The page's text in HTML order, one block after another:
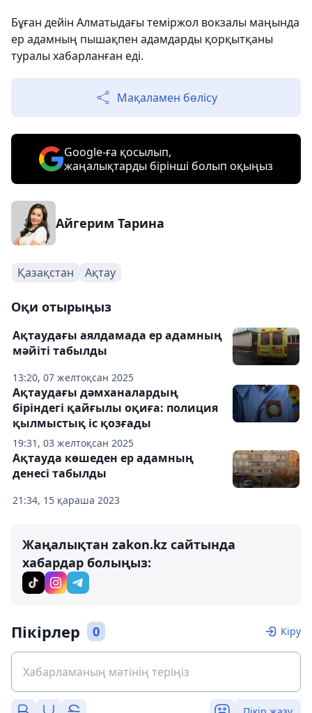
Бұған дейін Алматыдағы теміржол вокзалы маңында
ер адамның пышақпен адамдарды қорқытқаны
туралы хабарланған еді.
Мақаламен бөлісу
Google-ға қосылып,
жаңалықтарды бірінші болып оқыңыз
Айгерим Тарина
Қазақстан Ақтау
Оқи отырыңыз
13:20, 07 желтоқсан 2025
Ақтаудағы аялдамада ер адамның
мәйіті табылды
19:31, 03 желтоқсан 2025
Ақтаудағы дәмханалардың
біріндегі қайғылы оқиға: полиция
қылмыстық іс қозғады
21:34, 15 қараша 2023
Ақтауда көшеден ер адамның
денесі табылды
Жаңалықтан zakon.kz сайтында
хабардар болыңыз:
Пікірлер 0 Кіру